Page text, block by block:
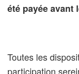
été payée avant
Toutes les
participation